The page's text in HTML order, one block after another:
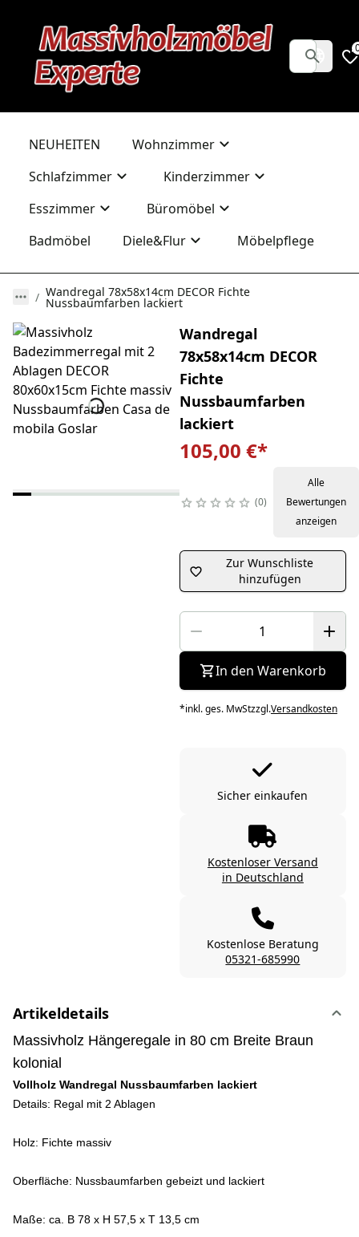
NEUHEITEN
Wohnzimmer
Schlafzimmer
Kinderzimmer
Esszimmer
Büromöbel
Badmöbel
Diele&Flur Möbelpflege
Wandregal 78x58x14cm DECOR Fichte
Nussbaumfarben lackiert
Wandregal
78x58x14cm DECOR
Fichte
Nussbaumfarben
lackiert
105,00 €*
0
Alle
Bewertungen
anzeigen
Zur Wunschliste
hinzufügen
In den Warenkorb
*inkl. ges. MwStzzgl.Versandkosten
Sicher einkaufen
Kostenloser Versand
in Deutschland
Kostenlose Beratung
05321-685990
Artikeldetails
Massivholz Hängeregale in 80 cm Breite Braun
kolonial
Vollholz Wandregal Nussbaumfarben lackiert
Details: Regal mit 2 Ablagen
Holz: Fichte massiv
Oberfläche: Nussbaumfarben gebeizt und lackiert
Maße: ca. B 78 x H 57,5 x T 13,5 cm